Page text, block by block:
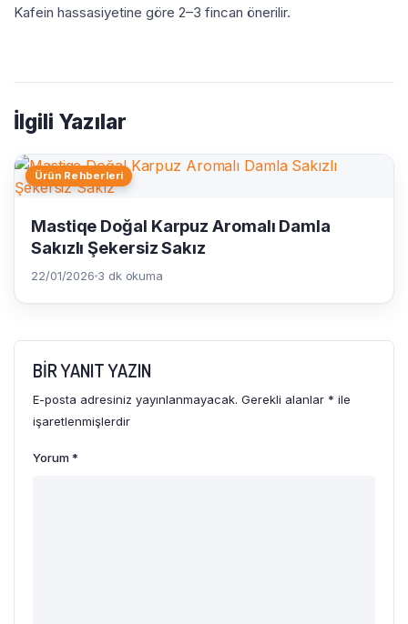
Kafein hassasiyetine göre 2–3 fincan önerilir.
İlgili Yazılar
Ürün Rehberleri
Mastiqe Doğal Karpuz Aromalı Damla
Sakızlı Şekersiz Sakız
22/01/2026 3 dk okuma
BIR YANIT YAZIN
E-posta adresiniz yayınlanmayacak. Gerekli alanlar * ile
işaretlenmişlerdir
Yorum*